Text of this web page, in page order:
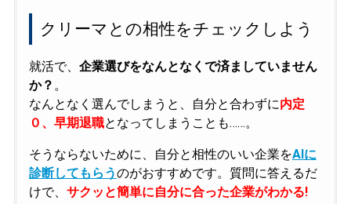
クリーマとの相性をチェックしよう
就活で、 企業選びをなんとなくで済ましていません
か？ 。
なんとなく選んでしまうと、自分と合わずに内定
０、早期退職となってしまうことも……。
そうならないために、自分と相性のいい企業をAIに
診断してもらうのがおすすめです。質問に答えるだ
けで、 サクッと簡単に自分に合った企業がわかる!